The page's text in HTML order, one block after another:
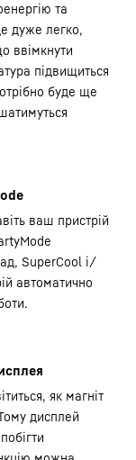
та
дуже легко,
ввімкнути
підвищиться
буде ще
ваш пристрій
SuperCool і/
автоматично
як магніт
дисплей